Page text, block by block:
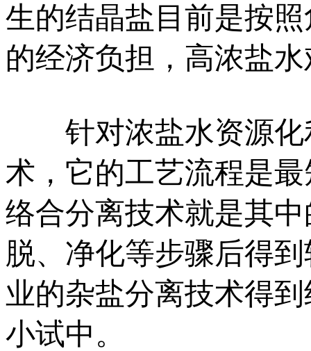
生的结晶盐目前是按
的经济负担，高浓盐
针对浓盐水资源化
术，它的工艺流程是
络合分离技术就是其
脱、净化等步骤后得
业的杂盐分离技术得
小试中。